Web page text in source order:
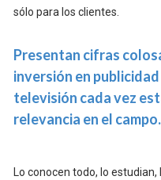
sólo para los clientes.
Presentan cifras
inversión en
televisión cada vez
relevancia en el campo.
Lo conocen todo, lo estudian,